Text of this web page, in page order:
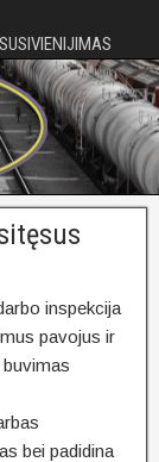
inspekcija
pavojus ir
bei padidina